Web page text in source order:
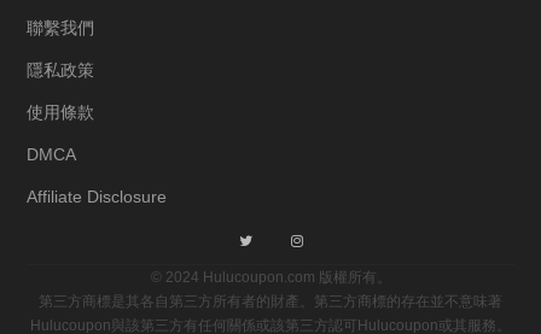
聯繫我們
隱私政策
使用條款
DMCA
Affiliate Disclosure
© 2024 Hulucoupon.com 版權所有。
第三方商標是其各自第三方所有者的財產。第三方商標的存在並不意味著
Hulucoupon與該第三方有任何關係或該第三方認可Hulucoupon或其服務。